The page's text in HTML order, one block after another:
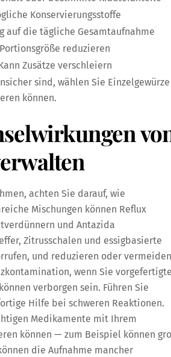
Konservierungsstoffe
auf die tägliche Gesamtaufnahme
Portionsgröße reduzieren
Zusätze verschleiern
sind, wählen Sie Einzelgewürze
können.
achten Sie darauf, wie
Mischungen können Reflux
und Antazida
Zitrusschalen und essigbasierte
und reduzieren oder vermeiden
wenn Sie
verborgen sein. Führen Sie
Hilfe bei schweren Reaktionen.
Medikamente mit Ihrem
können — zum Beispiel können
die Aufnahme mancher